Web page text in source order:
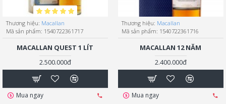
Thương hiệu: Macallan
Mã sản phẩm: 1540722361717
MACALLAN QUEST 1 LÍT
2.500.000đ
Mua ngay
Thương hiệu: Macallan
Mã sản phẩm: 1540722361716
MACALLAN 12 NĂM
2.400.000đ
Mua ngay